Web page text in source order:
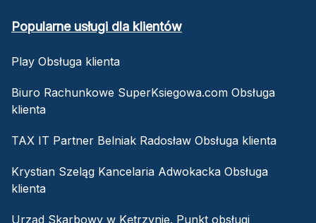
Popularne usługi dla klientów
Play Obsługa klienta
Biuro Rachunkowe SuperKsiegowa.com Obsługa
klienta
TAX IT Partner Belniak Radosław Obsługa klienta
Krystian Szeląg Kancelaria Adwokacka Obsługa
klienta
Urząd Skarbowy w Kętrzynie. Punkt obsługi